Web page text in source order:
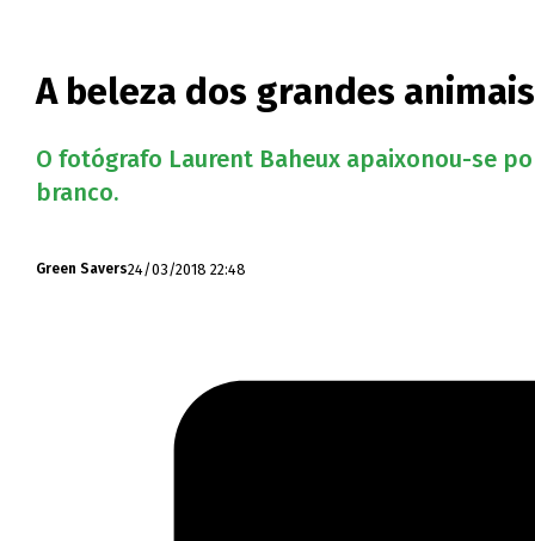
A beleza dos grandes
O fotógrafo Laurent Baheux apaixonou-se
branco.
Green Savers24/03/2018 22:48